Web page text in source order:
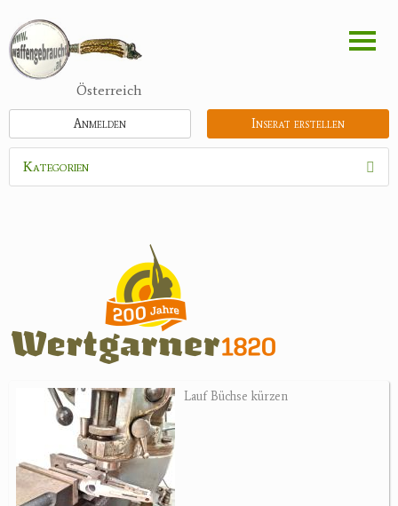
zum
Inhalt
Österreich
Inserat erstellen
Anmelden
Kategorien
Kipplaufgewehre
Kleinkalibergewehre
Repetiererbüchse
Luftdruckwaffen
Pistolen
Revolver
Sonstige Waffen
Munition
Lauf Büchse kürzen